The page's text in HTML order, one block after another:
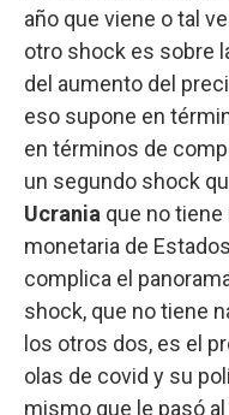
año que viene o tal
otro shock es sobre
del aumento del
eso supone en
en términos de
un segundo shock
Ucrania que no tiene
monetaria de
complica el
shock, que no tiene
los otros dos, es el
olas de covid y su
mismo que le pasó